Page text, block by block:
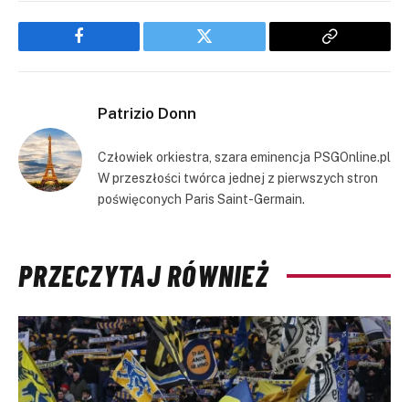
Facebook Twitter
Copy
Patrizio Donn
Człowiek orkiestra, szara eminencja PSGOnline.pl
W przeszłości twórca jednej z pierwszych stron
poświęconych Paris Saint-Germain.
PRZECZYTAJ RÓWNIEŻ